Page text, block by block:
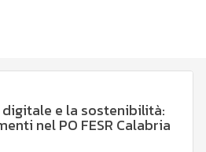
e la sostenibilità:
nel PO FESR Calabria